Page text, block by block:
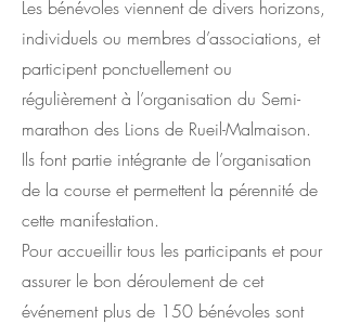
Les bénévoles viennent de divers horizons,
individuels ou membres d’associations, et
participent ponctuellement ou
régulièrement à l’organisation du Semi-
marathon des Lions de Rueil-Malmaison.
Ils font partie intégrante de l’organisation
de la course et permettent la pérennité de
cette manifestation.
Pour accueillir tous les participants et pour
assurer le bon déroulement de cet
événement plus de 150 bénévoles sont